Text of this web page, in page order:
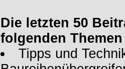
Die letzten 50
folgenden
Tipps und